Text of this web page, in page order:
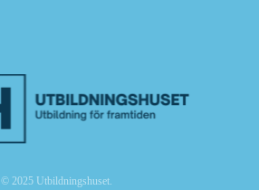
© 2025 Utbildningshuset.